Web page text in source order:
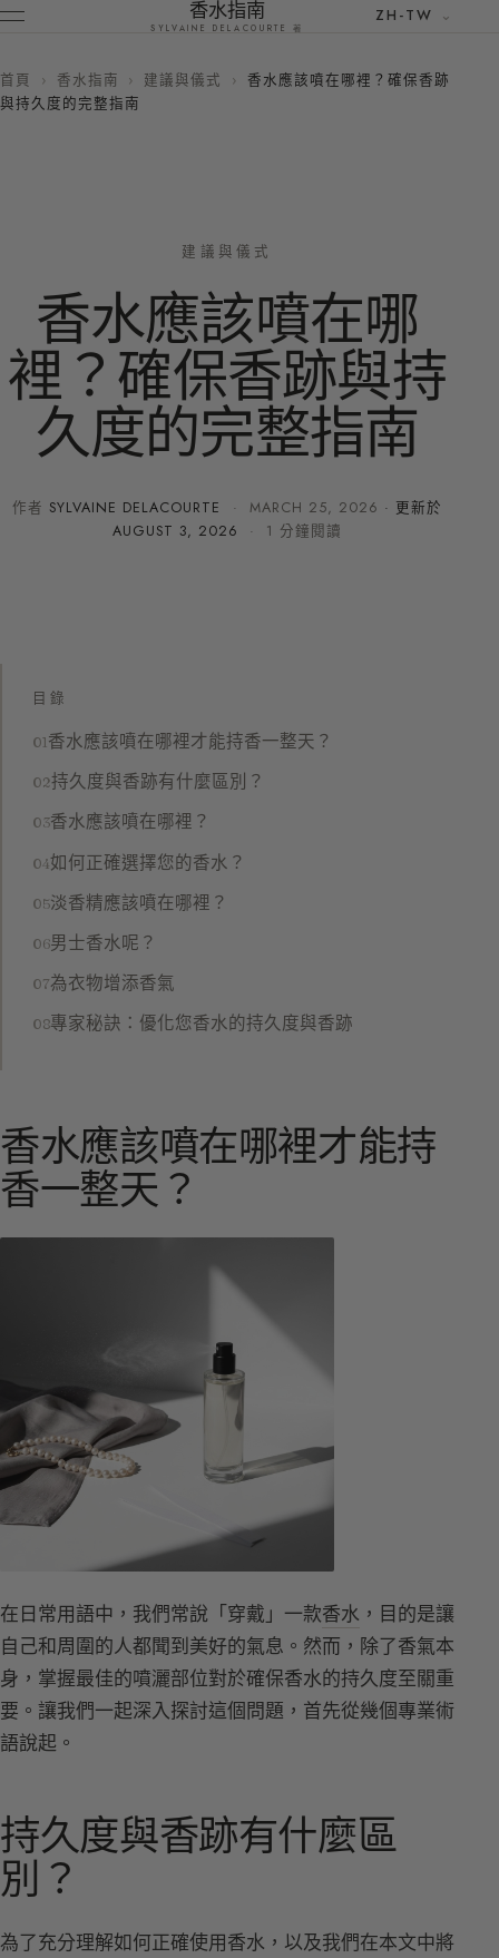
香水指南
SYLVAINE DELACOURTE 著
ZH-TW
首頁 › 香水指南 › 建議與儀式 › 香水應該噴在哪裡？確保香跡
與持久度的完整指南
建議與儀式
香水應該噴在哪
裡？確保香跡與持
久度的完整指南
作者 SYLVAINE DELACOURTE · MARCH 25, 2026 · 更新於
AUGUST 3, 2026
· 1 分鐘閱讀
目錄
香水應該噴在哪裡才能持香一整天？
持久度與香跡有什麼區別？
香水應該噴在哪裡？
如何正確選擇您的香水？
淡香精應該噴在哪裡？
男士香水呢？
為衣物增添香氣
專家秘訣：優化您香水的持久度與香跡
香水應該噴在哪裡才能持
香一整天？
在日常用語中，我們常說「穿戴」一款香水 ，目的是讓
自己和周圍的人都聞到美好的氣息。然而，除了香氣本
身，掌握最佳的噴灑部位對於確保香水的持久度至關重
要。讓我們一起深入探討這個問題，首先從幾個專業術
語說起。
持久度與香跡有什麼區
別？
為了充分理解如何正確使用香水，以及我們在本文中將